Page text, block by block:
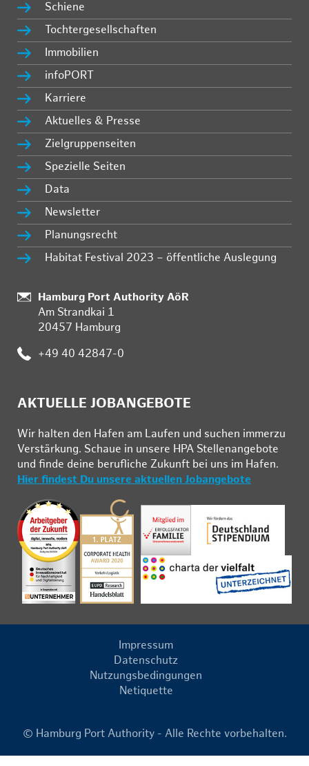
Schiene
Tochtergesellschaften
Immobilien
infoPORT
Karriere
Aktuelles & Presse
Zielgruppenseiten
Spezielle Seiten
Data
Newsletter
Planungsrecht
Habitat Festival 2023 – öffentliche Auslegung
:
Hamburg Port Authority AöR
Am Strandkai 1
20457 Hamburg
: +49 40 42847-0
AKTUELLE JOBANGEBOTE
Wir hal­ten den Ha­fen am Lau­fen und su­chen im­mer­zu
Ver­stär­kung. Schau­e in un­se­re HPA Stel­len­an­ge­bo­te
und fin­de deine be­ruf­li­che Zu­kunft bei uns im Ha­fen.
Hier findest Du unsere aktuellen Jobangebote
Impressum
Datenschutz
Nutzungsbedingungen
Netiquette
© Hamburg Port Authority - Alle Rechte vorbehalten.